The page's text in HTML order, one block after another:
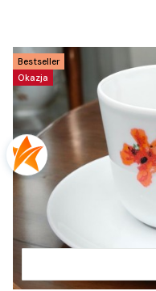
Okazja
Bestseller